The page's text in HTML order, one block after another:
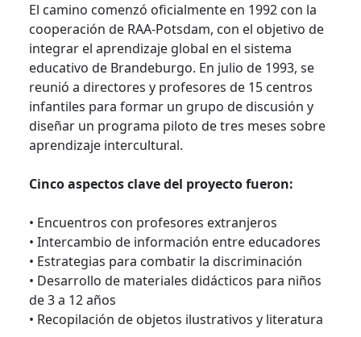
El camino comenzó oficialmente en 1992 con la
cooperación de RAA-Potsdam, con el objetivo de
integrar el aprendizaje global en el sistema
educativo de Brandeburgo. En julio de 1993, se
reunió a directores y profesores de 15 centros
infantiles para formar un grupo de discusión y
diseñar un programa piloto de tres meses sobre
aprendizaje intercultural.
Cinco aspectos clave del proyecto fueron:
• Encuentros con profesores extranjeros
• Intercambio de información entre educadores
• Estrategias para combatir la discriminación
• Desarrollo de materiales didácticos para niños
de 3 a 12 años
• Recopilación de objetos ilustrativos y literatura